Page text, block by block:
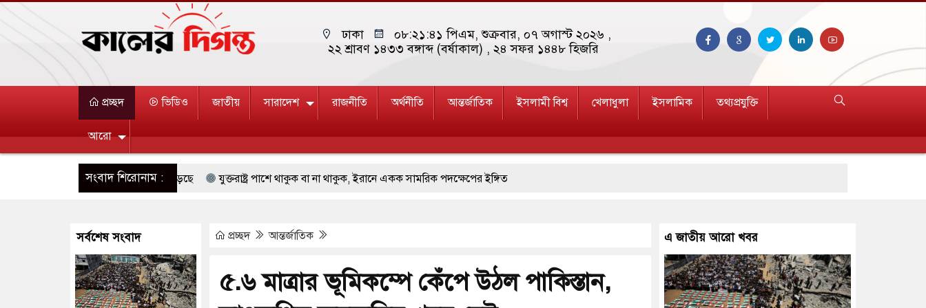
ঢাকা ০৮:২১:৪২ পিএম, শুক্রবার, ০৭ অগাস্ট ২০২৬ ,
২২ শ্রাবণ ১৪৩৩ বঙ্গাব্দ (বর্ষাকাল) , ২৪ সফর ১৪৪৮ হিজরি
প্রচ্ছদ ভিডিও জাতীয় সারাদেশ রাজনীতি অর্থনীতি আন্তর্জাতিক ইসলামী বিশ্ব খেলাধুলা ইসলামিক তথ্যপ্রযুক্তি
আরো
সংবাদ শিরোনাম :
কোরিয়ার বন্দি ২৫ শতাংশ বেড়েছে যুক্তরাষ্ট্র পাশে থাকুক বা না থাকুক, ইরানে একক সামরিক পদক্ষেপের ইঙ্গিত
আবেদন, বরগুনার এসআইয়ের বিরুদ্ধে ব্যবস্থা নেওয়া জুলাই স্মৃতি জাদুঘর নতুন বাংলাদেশের পথচলার কেন্দ্র হবে: ড. ইউনূস
সৌদির বিনিয়োগের আহবান প্রধানমন্ত্রীর হাসপাতালে হামলায় ছাত্রদল ও ছাত্রলীগের আচরণ ইসরায়েলের মতো: সাদিক
ঝুঁকিতে জরুরি বৈঠক জর্ডানের ভারী বৃষ্টি ও পাহাড়ি ঢলে ফুঁসে উঠেছে তিস্তা
প্রচ্ছদ আন্তর্জাতিক
৫.৬ মাত্রার ভূমিকম্পে কেঁপে উঠল পাকিস্তান,
সর্বশেষ সংবাদ এ জাতীয় আরো খবর